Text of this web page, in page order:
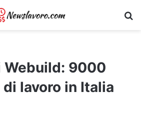
Webuild: 9000
lavoro in Italia